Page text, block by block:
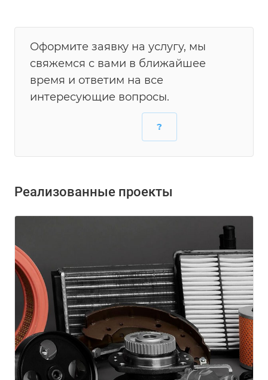
Оформите заявку на услугу, мы
свяжемся с вами в ближайшее
время и ответим на все
интересующие вопросы.
?
Реализованные проекты